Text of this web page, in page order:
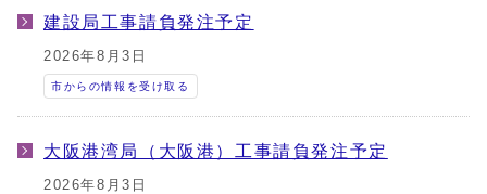
建設局工事請負発注予定
2026年8月3日
市からの情報を受け取る
大阪港湾局（大阪港）工事請負発注予定
2026年8月3日